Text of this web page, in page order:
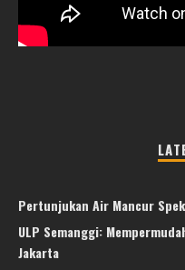
Pertunjukan Air Mancur
ULP Semanggi:
Jakarta